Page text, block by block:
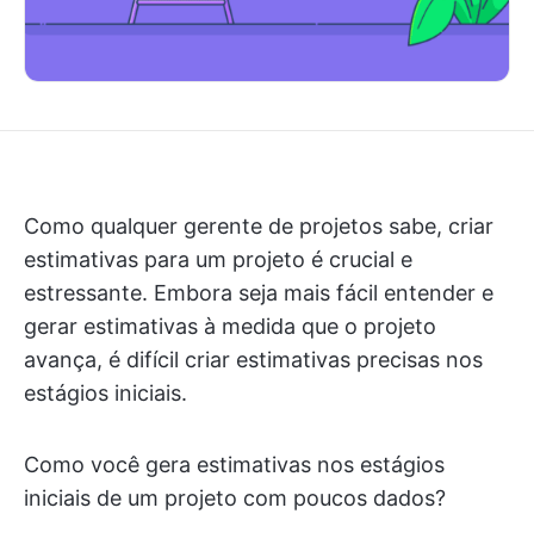
Como qualquer gerente de projetos sabe, criar
estimativas para um projeto é crucial e
estressante. Embora seja mais fácil entender e
gerar estimativas à medida que o projeto
avança, é difícil criar estimativas precisas nos
estágios iniciais.
Como você gera estimativas nos estágios
iniciais de um projeto com poucos dados?